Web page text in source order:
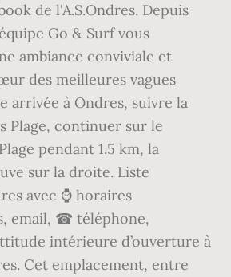
de l'A.S.Ondres. Depuis
Go & Surf vous
ambiance conviviale et
des meilleures vagues
arrivée à Ondres, suivre la
Plage, continuer sur le
pendant 1.5 km, la
sur la droite. Liste
avec ⌚ horaires
email, ☎ téléphone,
intérieure d’ouverture à
Cet emplacement, entre